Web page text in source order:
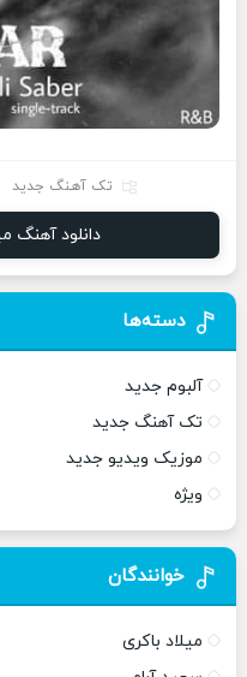
تک آهنگ جدید
دانلود آهنگ
دسته‌ها
آلبوم جدید
تک آهنگ جدید
موزیک ویدیو جدید
ویژه
خوانندگان
میلاد باکری